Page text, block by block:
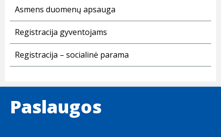
Asmens duomenų apsauga
Registracija gyventojams
Registracija – socialinė parama
Paslaugos